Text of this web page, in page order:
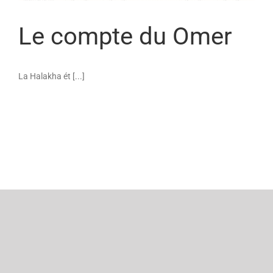
Le compte du Omer
La Halakha ét [...]